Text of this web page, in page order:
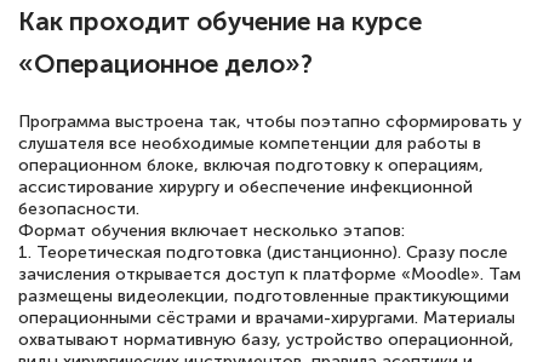
Евгения Коротких
Знаток города 2 уровня
Спасибо большое Академии! Грамотное,
вежливое сопровождение! Всё чётко и
понятно! Проходила повышение
квалификации. Ещё раз - СПАСИБО!
Елена Петрикс
Как проходит обучение на курсе
«Операционное дело»?
Программа выстроена так, чтобы поэтапно сформировать у
слушателя все необходимые компетенции для работы в
операционном блоке, включая подготовку к операциям,
ассистирование хирургу и обеспечение инфекционной
безопасности.
Формат обучения включает несколько этапов:
1. Теоретическая подготовка (дистанционно). Сразу после
зачисления открывается доступ к платформе «Moodle». Там
размещены видеолекции, подготовленные практикующими
операционными сёстрами и врачами-хирургами. Материалы
охватывают нормативную базу, устройство операционной,